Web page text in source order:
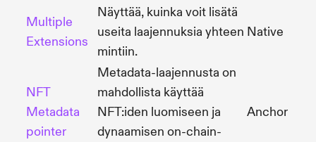
Multiple
Extensions
Näyttää, kuinka voit lisätä
useita laajennuksia yhteen
mintiin.
Native
NFT
Metadata
pointer
Metadata-laajennusta on
mahdollista käyttää
NFT:iden luomiseen ja
dynaamisen on-chain-
Anchor